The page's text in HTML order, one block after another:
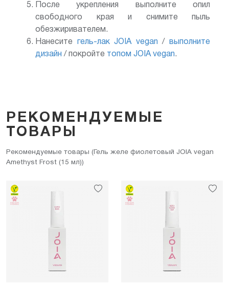
После укрепления выполните опил
свободного края и снимите пыль
обезжиривателем.
Нанесите гель-лак JOIA vegan /
выполните
дизайн / покройте топом JOIA vegan.
РЕКОМЕНДУЕМЫЕ
ТОВАРЫ
Рекомендуемые товары (Гель желе фиолетовый JOIA vegan
Amethyst Frost (15 мл))